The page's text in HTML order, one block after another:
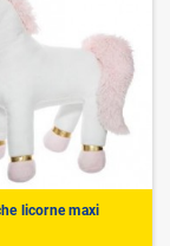
licorne maxi